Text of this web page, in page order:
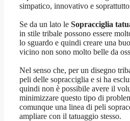
simpatico, innovativo e
Se da un lato le Sopracciglia
in stile tribale possono essere
lo sguardo e quindi creare una
vicino non sono molto belle da
Nel senso che, per un disegno
peli delle sopracciglia e si ha
quindi non è possibile avere il
minimizzare questo tipo di
comunque una linea di peli
ampliare con il tatuaggio stesso.